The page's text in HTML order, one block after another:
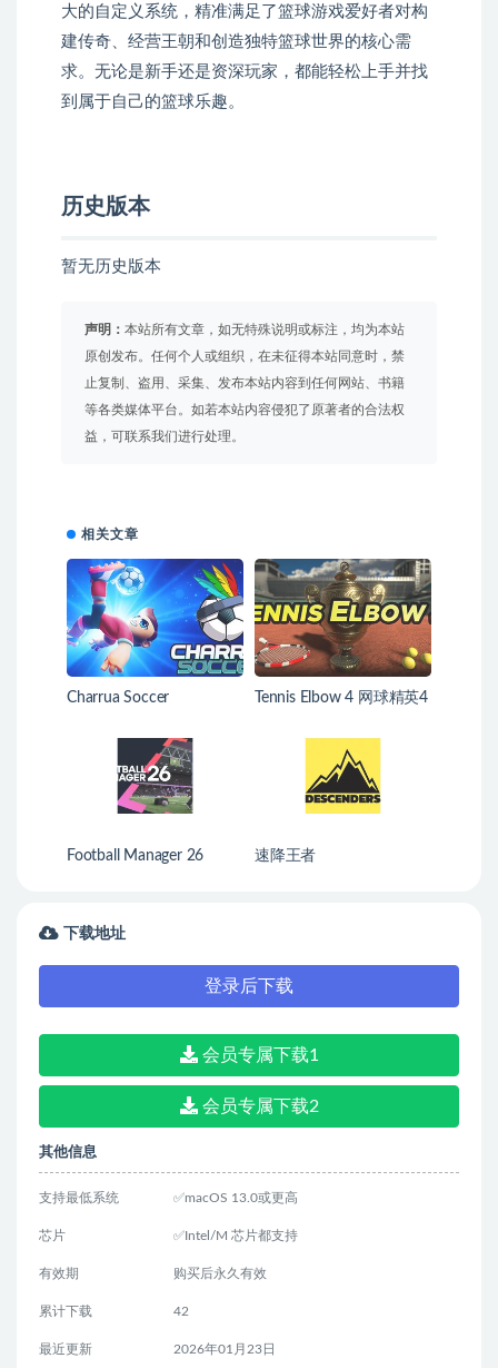
大的自定义系统，精准满足了篮球游戏爱好者对构
建传奇、经营王朝和创造独特篮球世界的核心需
求。无论是新手还是资深玩家，都能轻松上手并找
到属于自己的篮球乐趣。
历史版本
暂无历史版本
声明： 本站所有文章，如无特殊说明或标注，均为本站
原创发布。任何个人或组织，在未征得本站同意时，禁
止复制、盗用、采集、发布本站内容到任何网站、书籍
等各类媒体平台。如若本站内容侵犯了原著者的合法权
益，可联系我们进行处理。
相关文章
Charrua Soccer Tennis Elbow 4 网球精英4
Football Manager 26 速降王者
下载地址
登录后下载
会员专属下载1
会员专属下载2
其他信息
支持最低系统 ✅macOS 13.0或更高
芯片 ✅Intel/M 芯片都支持
有效期 购买后永久有效
累计下载 42
最近更新 2026年01月23日